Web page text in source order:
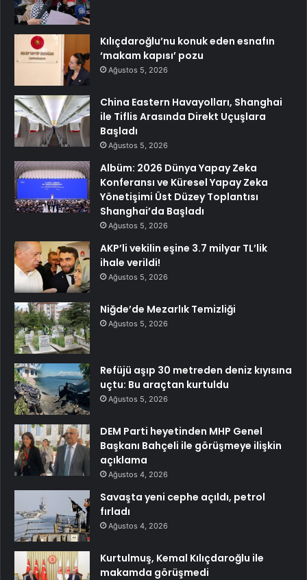
Kılıçdaroğlu’nu konuk eden esnafın
‘makam kapısı’ pozu
Ağustos 5, 2026
China Eastern Havayolları, Shanghai
ile Tiflis Arasında Direkt Uçuşlara
Başladı
Ağustos 5, 2026
Albüm: 2026 Dünya Yapay Zeka
Konferansı ve Küresel Yapay Zeka
Yönetişimi Üst Düzey Toplantısı
Shanghai’da Başladı
Ağustos 5, 2026
AKP’li vekilin eşine 3.7 milyar TL’lik
ihale verildi!
Ağustos 5, 2026
Niğde’de Mezarlık Temizliği
Ağustos 5, 2026
Refüjü aşıp 30 metreden deniz kıyısına
uçtu: Bu araçtan kurtuldu
Ağustos 5, 2026
DEM Parti heyetinden MHP Genel
Başkanı Bahçeli ile görüşmeye ilişkin
açıklama
Ağustos 4, 2026
Savaşta yeni cephe açıldı, petrol
fırladı
Ağustos 4, 2026
Kurtulmuş, Kemal Kılıçdaroğlu ile
makamda görüşmedi